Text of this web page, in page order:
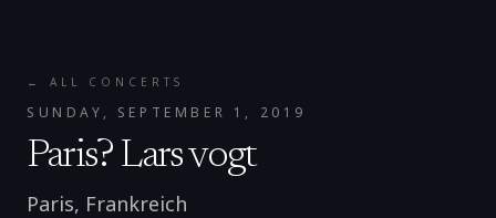
← ALL CONCERTS
SUNDAY, SEPTEMBER 1, 2019
Paris? Lars vogt
Paris, Frankreich